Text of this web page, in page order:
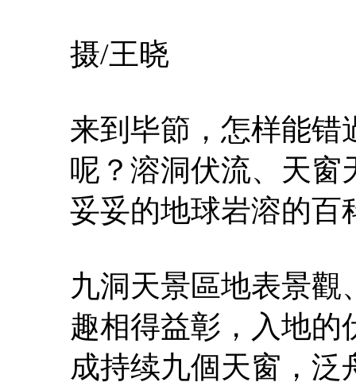
摄/王晓
来到毕節，怎样能错
呢？溶洞伏流、天窗
妥妥的地球岩溶的百
九洞天景區地表景觀
趣相得益彰，入地的
成持续九個天窗，泛